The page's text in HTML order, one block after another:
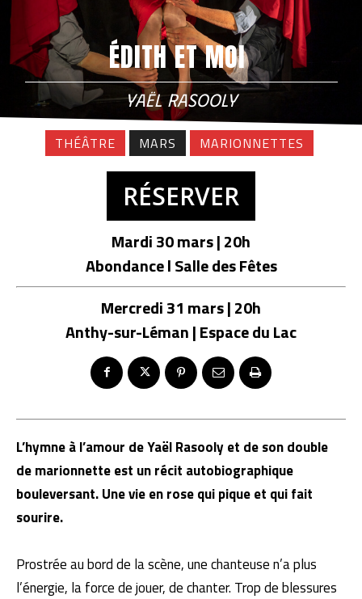
ÉDITH ET MOI
YAËL RASOOLY
THÉÂTRE MARS MARIONNETTES
RÉSERVER
Mardi 30 mars | 20h
Abondance l Salle des Fêtes
Mercredi 31 mars | 20h
Anthy-sur-Léman | Espace du Lac
L’hymne à l’amour de Yaël Rasooly et de son double
de marionnette est un récit autobiographique
bouleversant. Une vie en rose qui pique et qui fait
sourire.
Prostrée au bord de la scène, une chanteuse n’a plus
l’énergie, la force de jouer, de chanter. Trop de blessures